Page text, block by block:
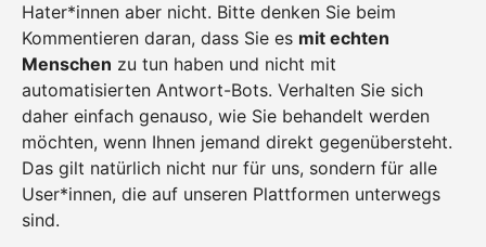
Hater*innen aber nicht. Bitte denken Sie beim
Kommentieren daran, dass Sie es mit echten
Menschen zu tun haben und nicht mit
automatisierten Antwort-Bots. Verhalten Sie sich
daher einfach genauso, wie Sie behandelt werden
möchten, wenn Ihnen jemand direkt gegenübersteht.
Das gilt natürlich nicht nur für uns, sondern für alle
User*innen, die auf unseren Plattformen unterwegs
sind.